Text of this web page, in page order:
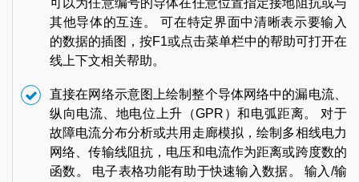
可以为任意编号的导体在任意位置指定接地阻抗或与
其他导体的互连。 可在特定界面中清晰表示要输入
的数据的插图，按F1或点击菜单栏中的帮助可打开在
线上下文相关帮助。
直接在网络示意图上绘制整个导体网络中的漏电流、
纵向电流、地电位上升（GPR）和电弧距离。 对于
故障电流分布分析或共用走廊模拟，绘制多相线电力
网络、传输线阻抗，电压和电流作为距离或跨度数的
函数。 电子表格功能有助于快速输入数据。 输入/输